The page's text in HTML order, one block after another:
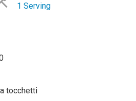
1 Serving
tocchetti